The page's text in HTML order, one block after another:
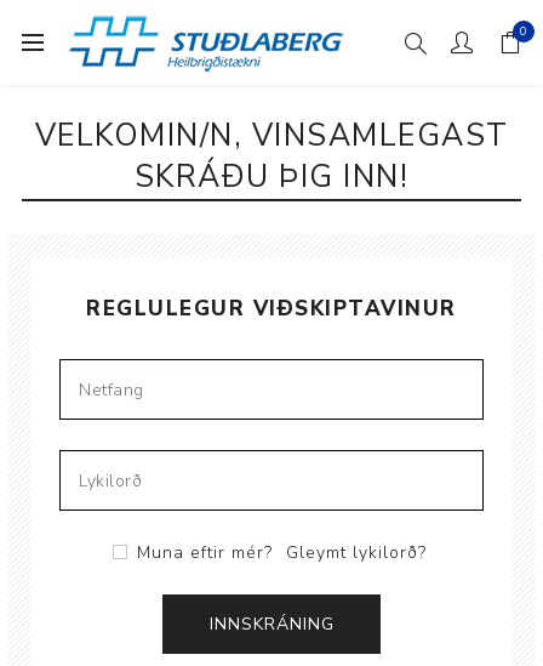
0
VELKOMIN/N, VINSAMLEGAST
SKRÁÐU ÞIG INN!
REGLULEGUR VIÐSKIPTAVINUR
Muna eftir mér? Gleymt lykilorð?